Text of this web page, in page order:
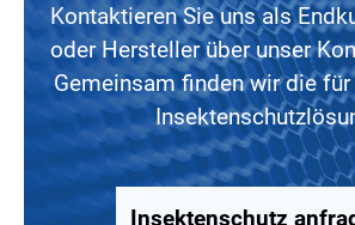
Kontaktieren Sie uns als
oder Hersteller über unser
Gemeinsam finden wir die
Insektenschutz